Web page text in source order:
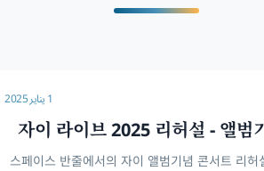
1 يناير 2025
자이 라이브 2025 리허설 - 앨범
서트 @스페이
스페이스 반줄에서의 자이 앨범기념 콘서트 리허